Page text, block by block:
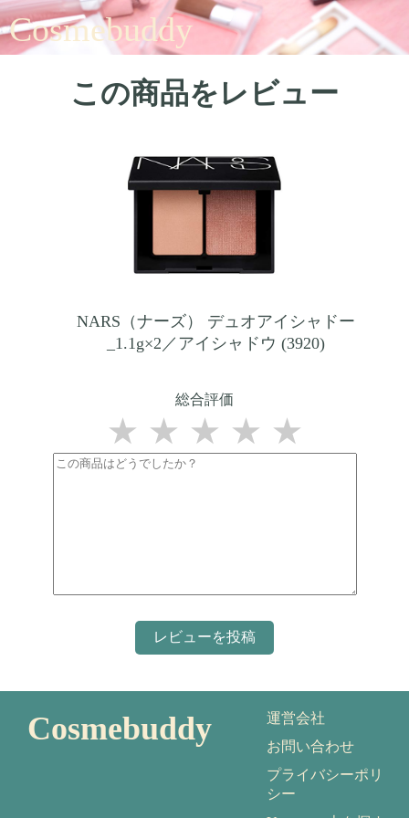
Cosmebuddy
この商品をレビュー
NARS（ナーズ） デュオアイシャドー
_1.1g×2／アイシャドウ (3920)
総合評価
★
★
★
★
★
Cosmebuddy
運営会社
お問い合わせ
プライバシーポリ
シー